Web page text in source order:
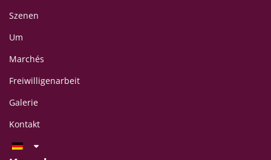
Szenen
Um
Marchés
Freiwilligenarbeit
Galerie
Kontakt